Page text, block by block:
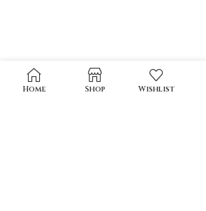
Home Shop Wishlist